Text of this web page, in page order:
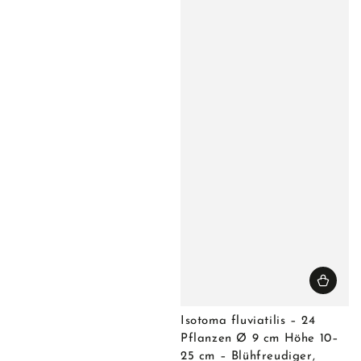
Isotoma fluviatilis – 24
Pflanzen Ø 9 cm Höhe 10–
25 cm – Blühfreudiger,